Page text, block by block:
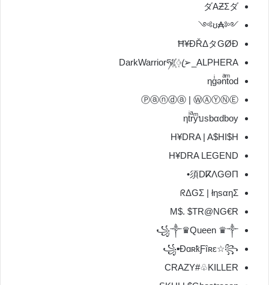
ダAƵΣダ
༺₳ʊ༻
Ħ¥ĐŘΔタGØĐ
DarkWarriorཧᜰ꙰ꦿ➢_ALPHERA
ηgͥǝnͣtͫod
Ⓟⓐⓝⓓⓐ | ⓌⒶⓎⓃⒺ
ηtͥrͣyͫบsbαdboy
H¥DRA | A$HI$H
H¥DRA LEGEND
須DⴽΛGΘΠ•
ᖇΔGΣ | łηsαηΣ
M$. $TR@NG€R
꧁༒♛Queen ♛༒
꧁▪ÐɑʀҟƑîʀɛ☆꧂
CRAZY#♧KILLER